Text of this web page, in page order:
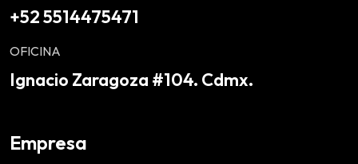
+52 5514475471
OFICINA
Ignacio Zaragoza #104. Cdmx.
Empresa